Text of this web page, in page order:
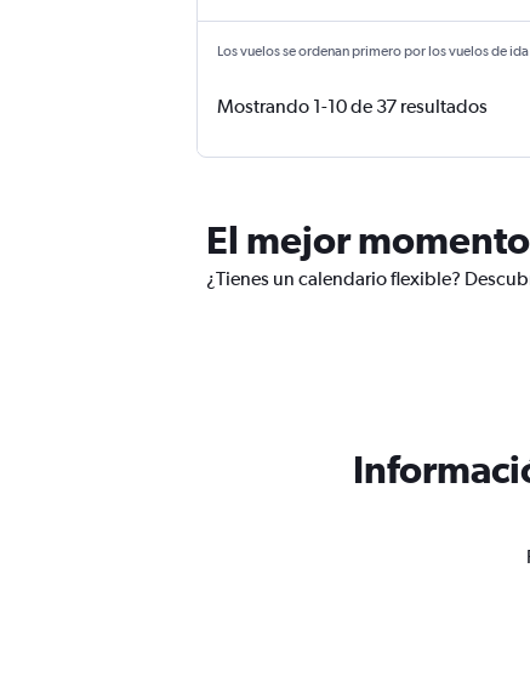
Los vuelos se ordenan primero por los vuelos de
Mostrando 1-10 de 37 resultados
El mejor
¿Tienes un calendario flexible?